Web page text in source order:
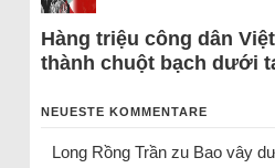
Hàng triệu công dân
thành chuột bạch dưới
NEUESTE KOMMENTARE
Long Rồng Trầnzu Bao vây